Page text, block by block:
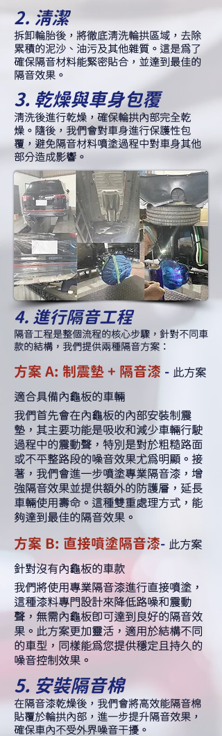
2. 清潔
拆卸輪胎後，將徹底清洗輪拱區域，去除
累積的泥沙、油污及其他雜質。這是為了
確保隔音材料能緊密貼合，並達到最佳的
隔音效果。
3. 乾燥與車身包覆
清洗後進行乾燥，確保輪拱內部完全乾
燥。隨後，我們會對車身進行保護性包
覆，避免隔音材料噴塗過程中對車身其他
部分造成影響。
4. 進行隔音工程
隔音工程是整個流程的核心步驟，針對不同車
款的結構，我們提供兩種隔音方案：
方案 A: 制震墊 + 隔音漆 - 此方案
適合具備內龜板的車輛
我們首先會在內龜板的內部安裝制震
墊，其主要功能是吸收和減少車輛行駛
過程中的震動聲，特別是對於粗糙路面
或不平整路段的噪音效果尤為明顯。接
著，我們會進一步噴塗專業隔音漆，增
強隔音效果並提供額外的防護層，延長
車輛使用壽命。這種雙重處理方式，能
夠達到最佳的隔音效果。
方案 B: 直接噴塗隔音漆- 此方案
針對沒有內龜板的車款
我們將使用專業隔音漆進行直接噴塗，
這種漆料專門設計來降低路噪和震動
聲，無需內龜板即可達到良好的隔音效
果。此方案更加靈活，適用於結構不同
的車型，同樣能為您提供穩定且持久的
噪音控制效果。
5. 安裝隔音棉
在隔音漆乾燥後，我們會將高效能隔音棉
貼覆於輪拱內部，進一步提升隔音效果，
確保車內不受外界噪音干擾。